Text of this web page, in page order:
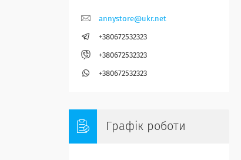
annystore@ukr.net
+380672532323
+380672532323
+380672532323
Графік роботи